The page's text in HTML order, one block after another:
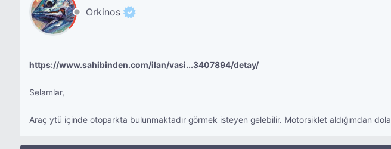
Orkinos
https://www.sahibinden.com/ilan/vasi...3407894/detay/
Selamlar,
Araç ytü içinde otoparkta bulunmaktadır görmek isteyen gelebilir. Motorsiklet aldığımdan